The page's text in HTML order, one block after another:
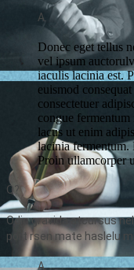
A.
Donec eget tellus
vel ipsum
iaculis lacinia est.
euismod
consectetuer
congue
lacus ut enim
lacinia
Proin ullamcorper
Q?
Odio gravida atcursus
port rsen mate haslelu
A.